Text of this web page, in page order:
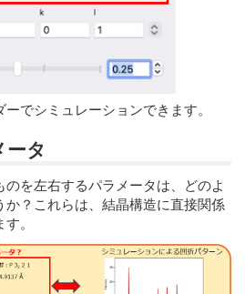
でシミュレーションできます。
ータ
を左右するパラメータは、どのよ
か？これらは、結晶構造に直接関係
。